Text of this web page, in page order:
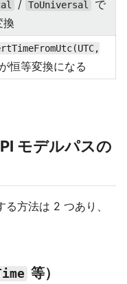
/ ToUniversal
で
換
が恒等変換になる
モデルパスの
方法は 2 つあり、
等）